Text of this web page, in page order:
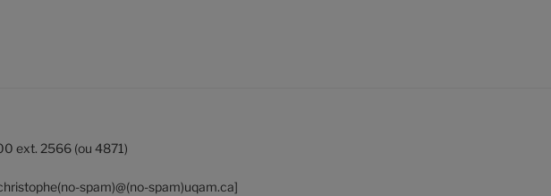
ext. 2566 (ou 4871)
spam)@(no-spam)uqam.ca]